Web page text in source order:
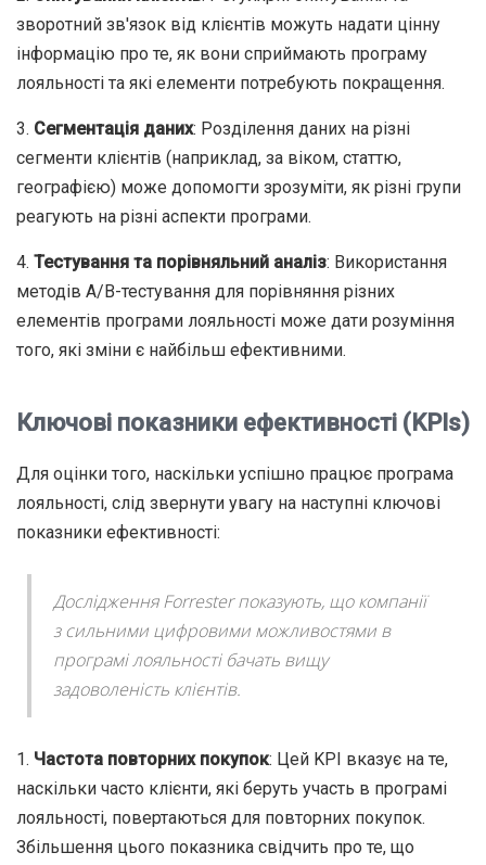
зворотний зв'язок від клієнтів можуть надати цінну
інформацію про те, як вони сприймають програму
лояльності та які елементи потребують покращення.
3. Сегментація даних: Розділення даних на різні
сегменти клієнтів (наприклад, за віком, статтю,
географією) може допомогти зрозуміти, як різні групи
реагують на різні аспекти програми.
4. Тестування та порівняльний аналіз: Використання
методів A/B-тестування для порівняння різних
елементів програми лояльності може дати розуміння
того, які зміни є найбільш ефективними.
Ключові показники ефективності (KPIs)
Для оцінки того, наскільки успішно працює програма
лояльності, слід звернути увагу на наступні ключові
показники ефективності:
Дослідження Forrester показують, що компанії
з сильними цифровими можливостями в
програмі лояльності бачать вищу
задоволеність клієнтів.
1. Частота повторних покупок: Цей KPI вказує на те,
наскільки часто клієнти, які беруть участь в програмі
лояльності, повертаються для повторних покупок.
Збільшення цього показника свідчить про те, що